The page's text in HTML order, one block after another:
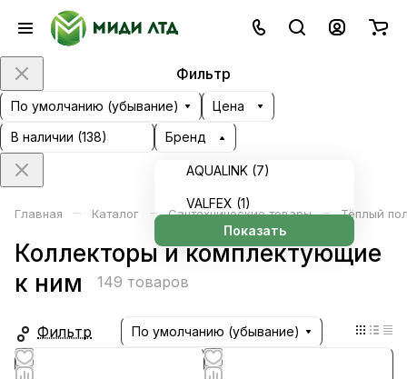
Фильтр
По умолчанию (убывание)
Цена
В наличии (138) Бренд
AQUALINK (7)
VALFEX (1)
Показать
Главная – Каталог – Сантехнические товары – Тёплый
Коллекторы и комплектующие
к ним
149 товаров
Фильтр По умолчанию (убывание)